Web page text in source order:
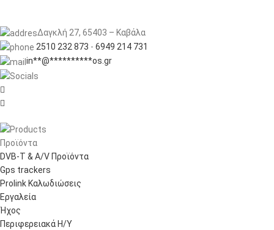
Δαγκλή 27, 65403 – Καβάλα
2510 232 873 - 6949 214 731
in**@**********os.gr


Προϊόντα
DVB-T & A/V Προϊόντα
Gps trackers
Prolink Καλωδιώσεις
Εργαλεία
Ήχος
Περιφερειακά Η/Υ